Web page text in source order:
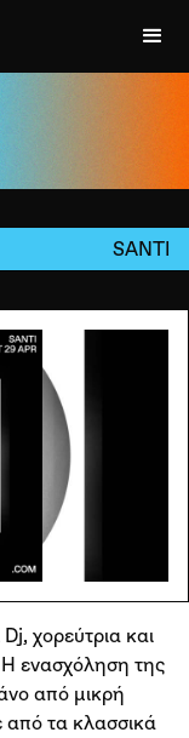
SANTI
χορεύτρια και
Η ενασχόληση της
από μικρή
τα κλασσικά